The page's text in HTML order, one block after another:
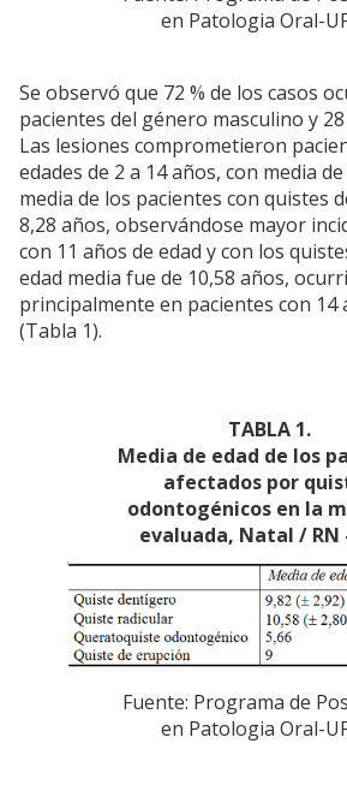
en Patologia Oral-
Se observó que 72 % de los casos
pacientes del género masculino y
Las lesiones comprometieron
edades de 2 a 14 años, con media
media de los pacientes con quistes
8,28 años, observándose mayor
con 11 años de edad y con los
edad media fue de 10,58 años,
principalmente en pacientes con 14
(Tabla 1).
TABLA 1.
Media de edad de los
afectados por
odontogénicos en la
evaluada, Natal / RN
Fuente: Programa de
en Patologia Oral-